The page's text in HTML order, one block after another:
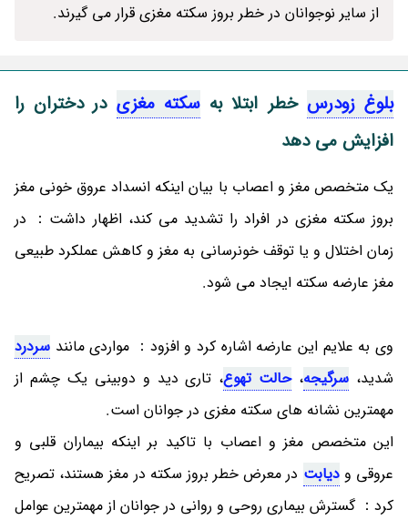
از سایر نوجوانان در خطر بروز سکته مغزی قرار می گیرند.
بلوغ زودرس خطر ابتلا بهسکته مغزی در دختران را
افزایش می دهد
یک متخصص مغز و اعصاب با بیان اینکه انسداد عروق خونی مغز
بروز سکته مغزی در افراد را تشدید می کند، اظهار داشت： در
زمان اختلال و یا توقف خونرسانی به مغز و کاهش عملکرد طبیعی
مغز عارضه سکته ایجاد می شود.
وی به علایم این عارضه اشاره کرد و افزود： مواردی مانند سردرد
شدید، سرگیجه،حالت تهوع، تاری دید و دوبینی یک چشم از
مهمترین نشانه های سکته مغزی در جوانان است.
این متخصص مغز و اعصاب با تاکید بر اینکه بیماران قلبی و
عروقی ودیابت در معرض خطر بروز سکته در مغز هستند، تصریح
کرد： گسترش بیماری روحی و روانی در جوانان از مهمترین عوامل